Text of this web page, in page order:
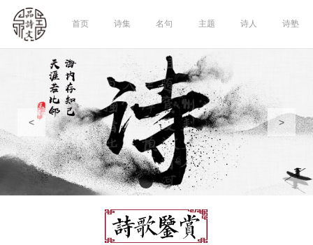
首页 诗集 名句 主题 诗人 诗塾
< >